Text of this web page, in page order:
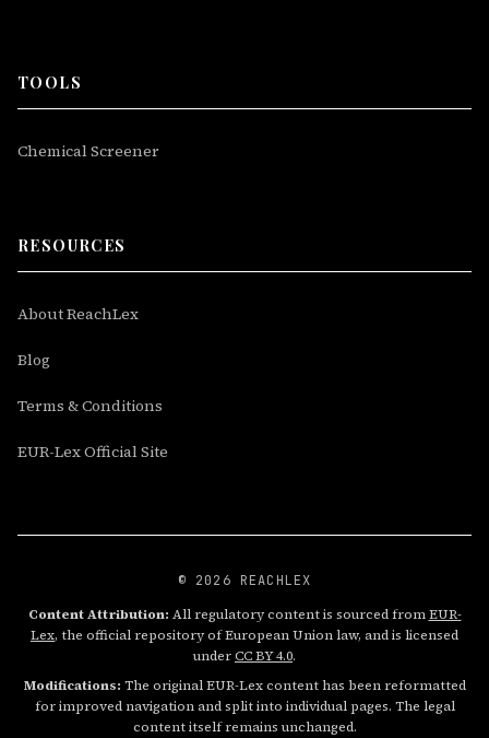
TOOLS
Chemical Screener
RESOURCES
About ReachLex
Blog
Terms & Conditions
EUR-Lex Official Site
© 2026 REACHLEX
Content Attribution: All regulatory content is sourced fromEUR-
Lex, the official repository of European Union law, and is licensed
underCC BY 4.0.
Modifications: The original EUR-Lex content has been reformatted
for improved navigation and split into individual pages. The legal
content itself remains unchanged.